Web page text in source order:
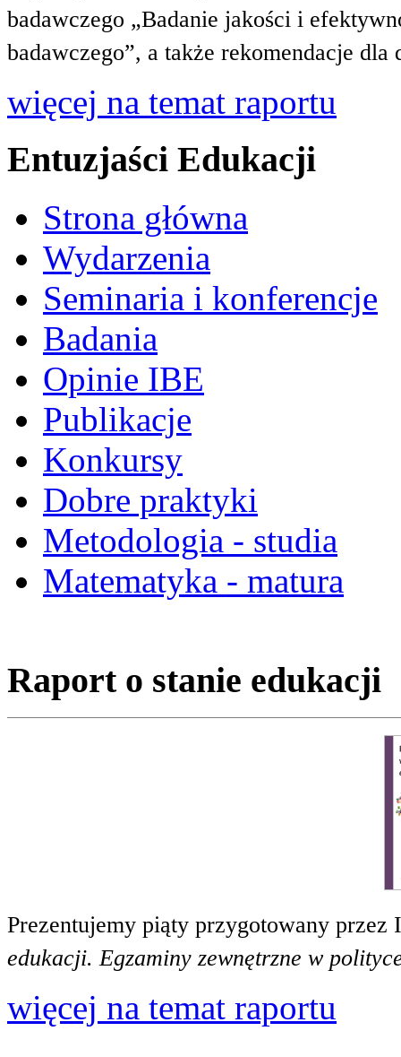
badawczego „Badanie jakości i
badawczego”, a także rekomendacje
więcej na temat raportu
Entuzjaści Edukacji
Strona główna
Wydarzenia
Seminaria i konferencje
Badania
Opinie IBE
Publikacje
Konkursy
Dobre praktyki
Metodologia - studia
Matematyka - matura
Raport o stanie edukacji
Prezentujemy piąty przygotowany
edukacji. Egzaminy zewnętrzne w
więcej na temat raportu